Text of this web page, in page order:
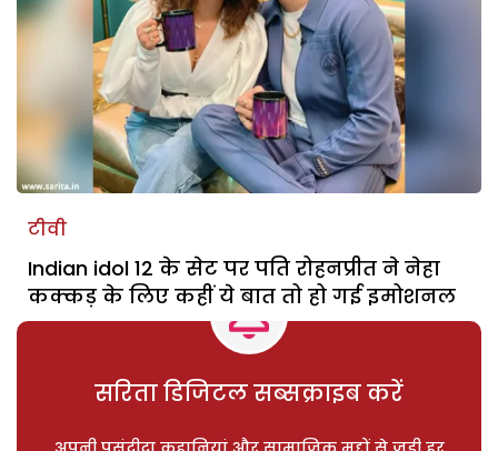
टीवी
Indian idol 12 के सेट पर पति रोहनप्रीत ने नेहा
कक्कड़ के लिए कहीं ये बात तो हो गई इमोशनल
सरिता डिजिटल सब्सक्राइब करें